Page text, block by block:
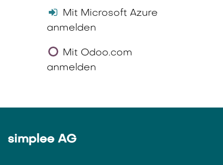
Mit Microsoft Azure
anmelden
Mit Odoo.com
anmelden
simplee AG